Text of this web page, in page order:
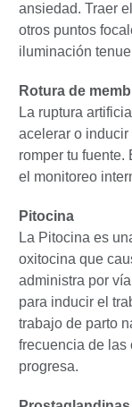
ansiedad. Traer
otros puntos
iluminación
Rotura de
La ruptura
acelerar o
romper tu fuente.
el monitoreo
Pitocina
La Pitocina es
oxitocina que
administra por
para inducir el
trabajo de parto
frecuencia de las
progresa.